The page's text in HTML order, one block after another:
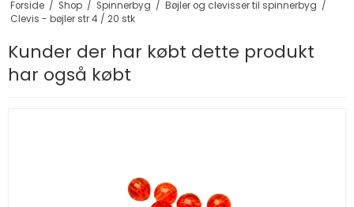
Forside / Shop / Spinnerbyg / Bøjler og clevisser til spinnerbyg /
Clevis - bøjler str 4 / 20 stk
Kunder der har købt dette produkt
har også købt